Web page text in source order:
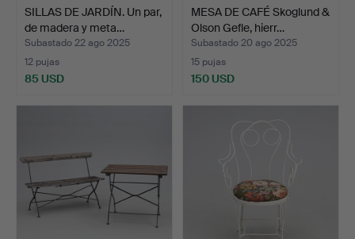
SILLAS DE JARDÍN. Un par,
de madera y meta…
Subastado 22 ago 2025
12 pujas
85 USD
MESA DE CAFÉ Skoglund &
Olson Gefle, hierr…
Subastado 20 ago 2025
15 pujas
150 USD